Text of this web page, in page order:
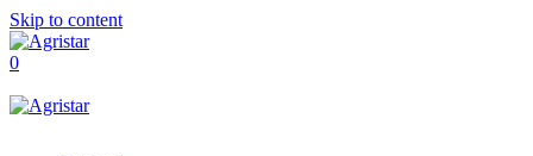
Skip to content
0